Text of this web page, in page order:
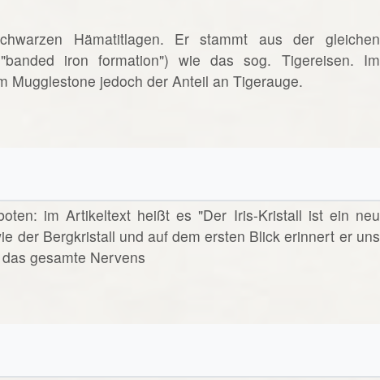
Hämatitlagen. Er stammt aus der gleichen
iron formation") wie das sog. Tigereisen. Im
Mugglestone jedoch der Anteil an Tigerauge.
im Artikeltext heißt es "Der Iris-Kristall ist ein neu
der Bergkristall und auf dem ersten Blick erinnert er uns
gesamte Nervens